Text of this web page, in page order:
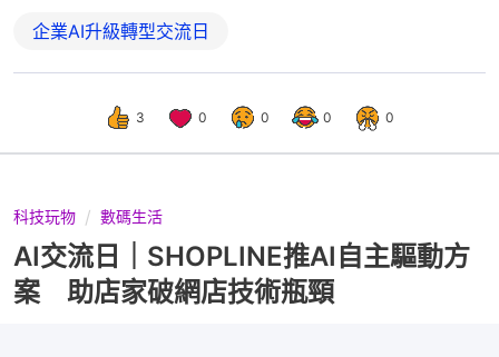
企業AI升級轉型交流日
3 0 0 0 0
科技玩物 數碼生活
AI交流日｜SHOPLINE推AI自主驅動方
案 助店家破網店技術瓶頸